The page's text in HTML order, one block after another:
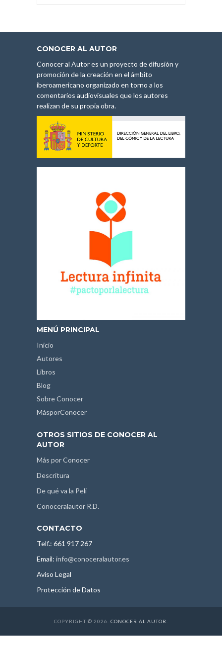
CONOCER AL AUTOR
Conocer al Autor es un proyecto de difusión y
promoción de la creación en el ámbito
iberoamericano organizado en torno a los
comentarios audiovisuales que los autores
realizan de su propia obra.
MENÚ PRINCIPAL
Inicio
Autores
Libros
Blog
Sobre Conocer
MásporConocer
OTROS SITIOS DE CONOCER AL
AUTOR
Más por Conocer
Descritura
De qué va la Peli
Conoceralautor R.D.
CONTACTO
Telf.: 661 917 267
Email: info@conoceralautor.es
Aviso Legal
Protección de Datos
COPYRIGHT © 2026. CONOCER AL AUTOR